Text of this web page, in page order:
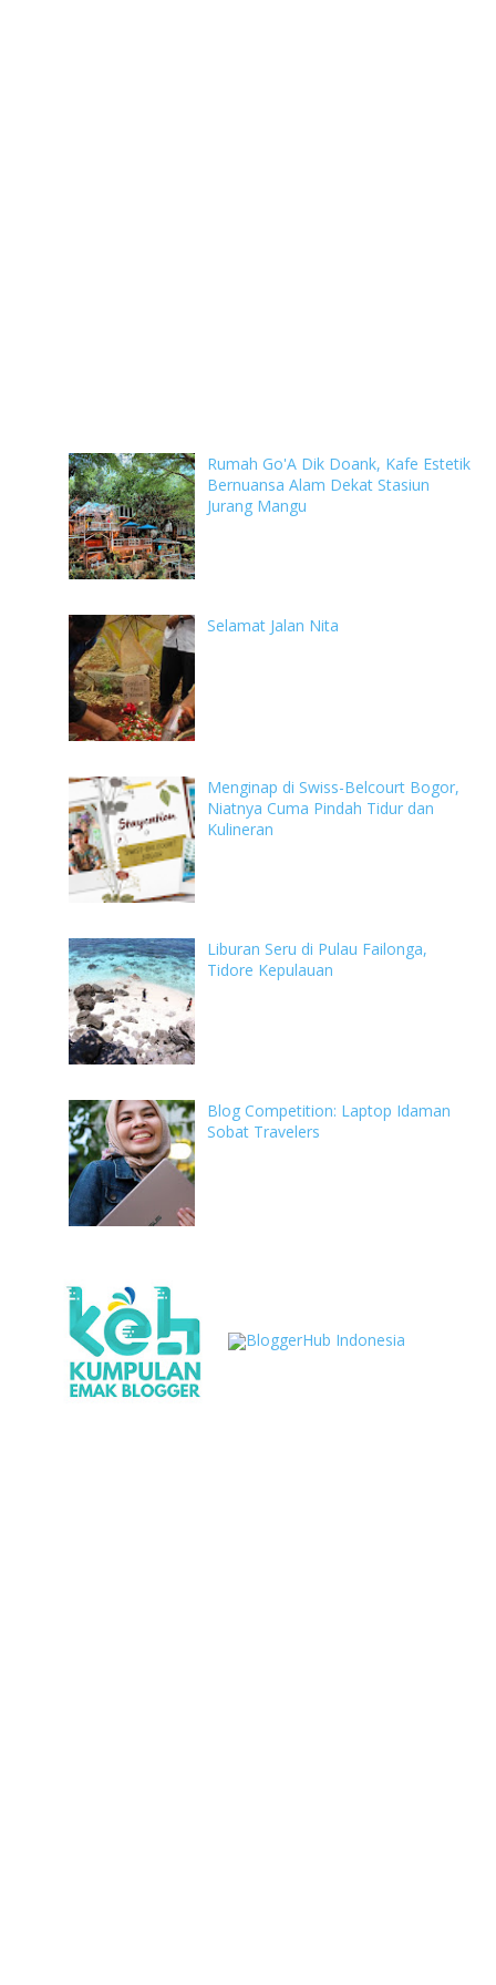
Rumah Go'A Dik Doank, Kafe Estetik
Bernuansa Alam Dekat Stasiun
Jurang Mangu
Selamat Jalan Nita
Menginap di Swiss-Belcourt Bogor,
Niatnya Cuma Pindah Tidur dan
Kulineran
Liburan Seru di Pulau Failonga,
Tidore Kepulauan
Blog Competition: Laptop Idaman
Sobat Travelers